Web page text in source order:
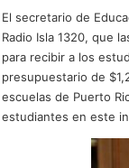
El secretario de
Radio Isla 1320, que
para recibir a los
presupuestario de
escuelas de Puerto
estudiantes en este